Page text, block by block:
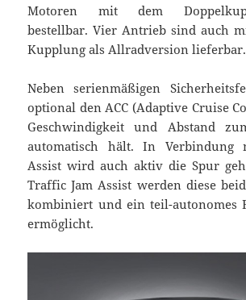
Motoren mit dem
bestellbar. Vier Antrieb sind auch
Kupplung als Allradversion lieferbar.
Neben serienmäßigen
optional den ACC (Adaptive Cruise
Geschwindigkeit und Abstand
automatisch hält. In Verbindung
Assist wird auch aktiv die Spur
Traffic Jam Assist werden diese
kombiniert und ein teil-autonomes
ermöglicht.